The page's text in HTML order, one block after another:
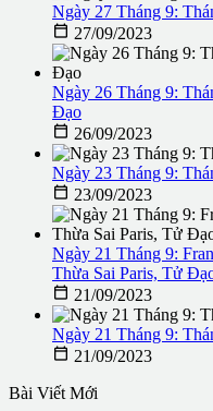
Ngày 27 Tháng 9:
 27/09/2023
Ngày 26 Tháng 9:
Đạo
 26/09/2023
Ngày 23 Tháng 9:
 23/09/2023
Ngày 21 Tháng 9:
Thừa Sai Paris, Tử
 21/09/2023
Ngày 21 Tháng 9:
 21/09/2023
Bài Viết Mới